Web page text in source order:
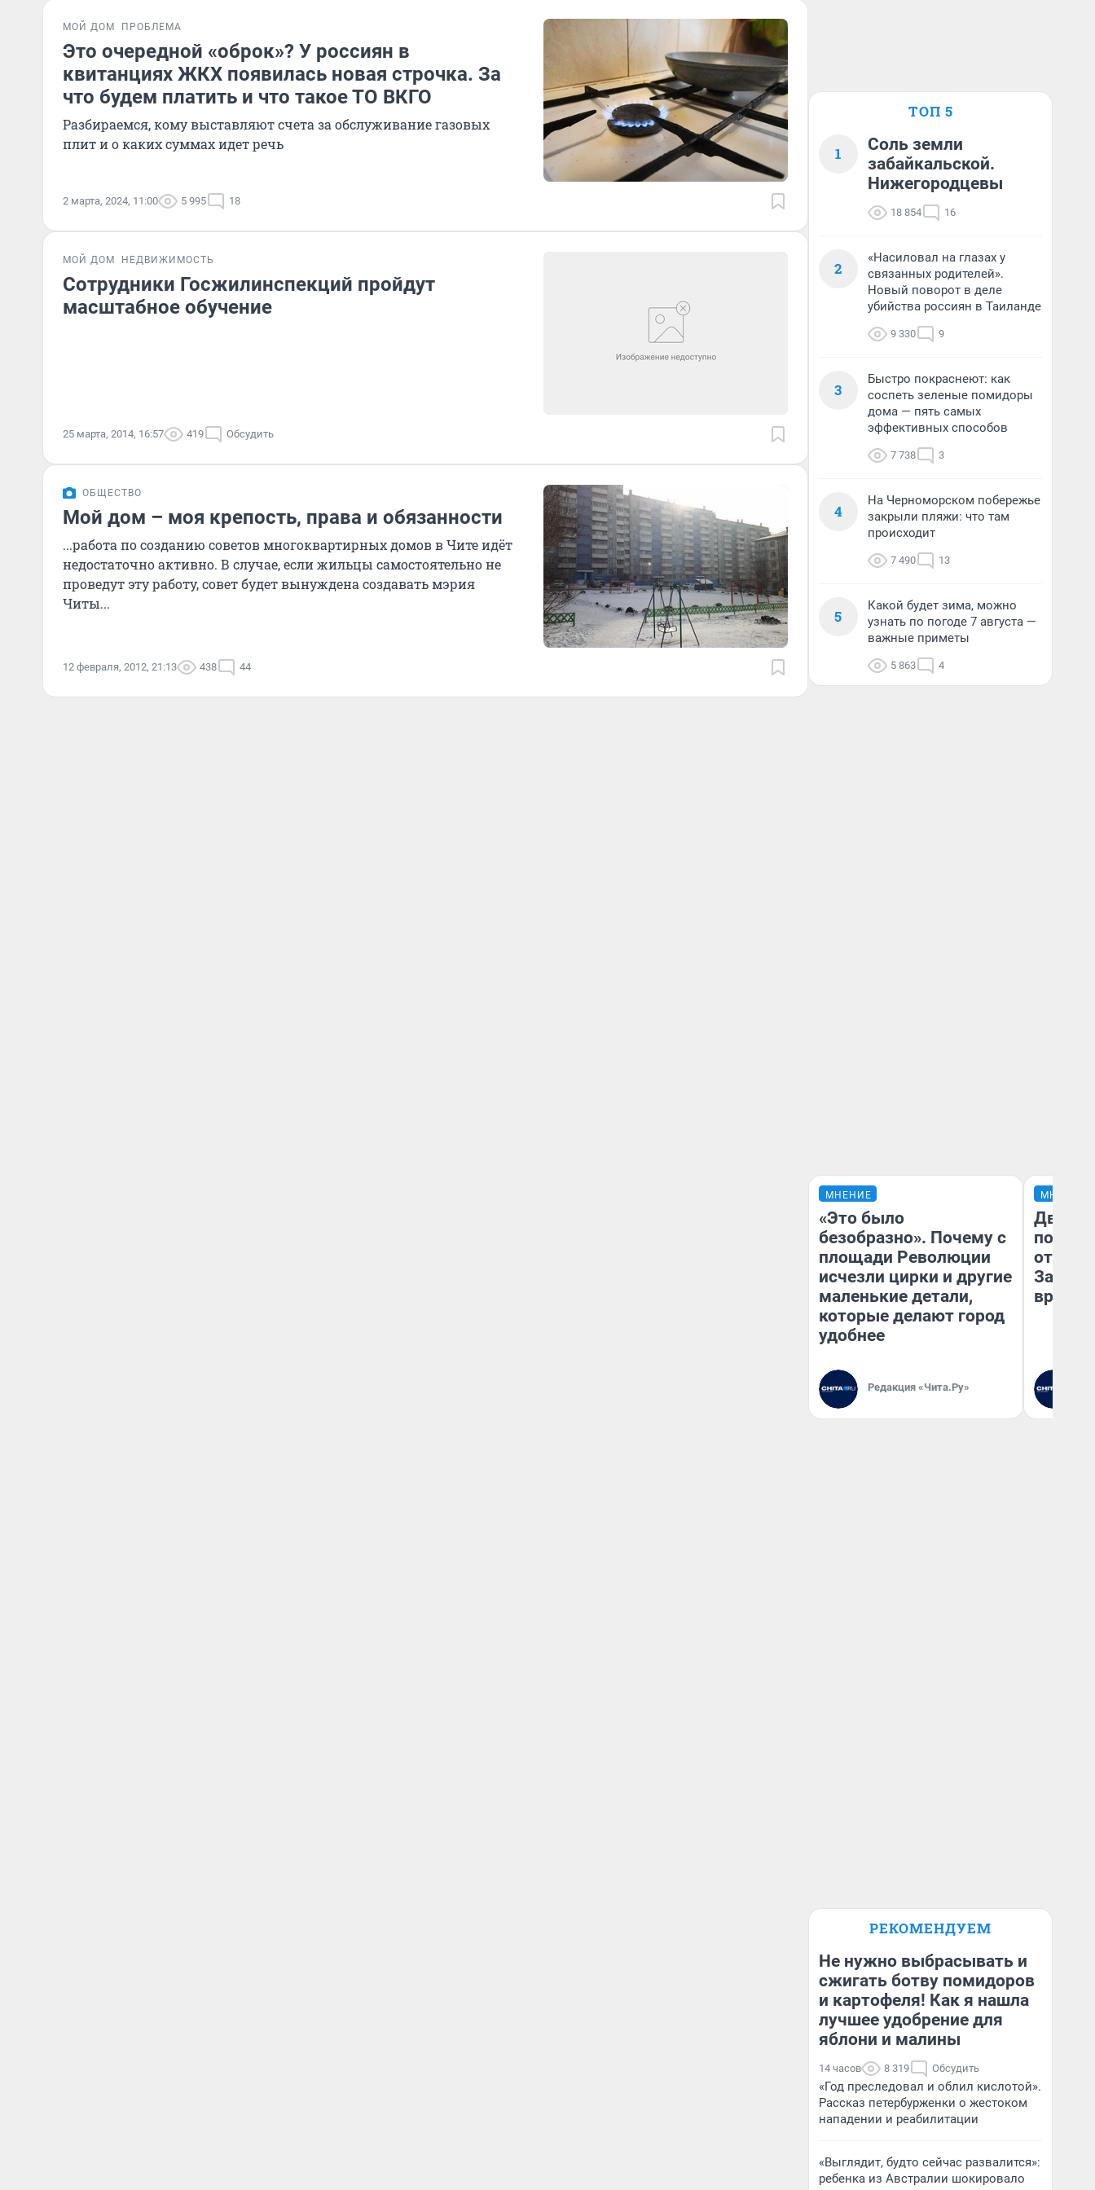
МОЙ ДОМ ПРОБЛЕМА
Это очередной «оброк»? У россиян в
квитанциях ЖКХ появилась новая строчка. За
что будем платить и что такое ТО ВКГО
Разбираемся, кому выставляют счета за обслуживание газовых
плит и о каких суммах идет речь
2 марта, 2024, 11:00 5 995 18
МОЙ ДОМ НЕДВИЖИМОСТЬ
Сотрудники Госжилинспекций пройдут
масштабное обучение
25 марта, 2014, 16:57 419 Обсудить
ОБЩЕСТВО
Мой дом – моя крепость, права и обязанности
...работа по созданию советов многоквартирных домов в Чите идёт
недостаточно активно. В случае, если жильцы самостоятельно не
проведут эту работу, совет будет вынуждена создавать мэрия
Читы...
12 февраля, 2012, 21:13 438 44
ТОП 5
1
Соль земли
забайкальской.
Нижегородцевы
18 854 16
2
«Насиловал на глазах у
связанных родителей».
Новый поворот в деле
убийства россиян в Таиланде
9 330 9
3
Быстро покраснеют: как
соспеть зеленые помидоры
дома — пять самых
эффективных способов
7 738 3
4
На Черноморском побережье
закрыли пляжи: что там
происходит
7 490 13
5
Какой будет зима, можно
узнать по погоде 7 августа —
важные приметы
5 863 4
МНЕНИЕ
«Это было
безобразно». Почему с
площади Революции
исчезли цирки и другие
маленькие детали,
которые делают город
удобнее
Редакция «Чита.Ру»
МНЕНИЕ
Два
от 100
врачей
РЕКОМЕНДУЕМ
Не нужно выбрасывать и
сжигать ботву помидоров
и картофеля! Как я нашла
лучшее удобрение для
яблони и малины
14 часов 8 319 Обсудить
«Год преследовал и облил кислотой».
Рассказ петербурженки о жестоком
нападении и реабилитации
«Выглядит, будто сейчас развалится»:
ребенка из Австралии шокировало